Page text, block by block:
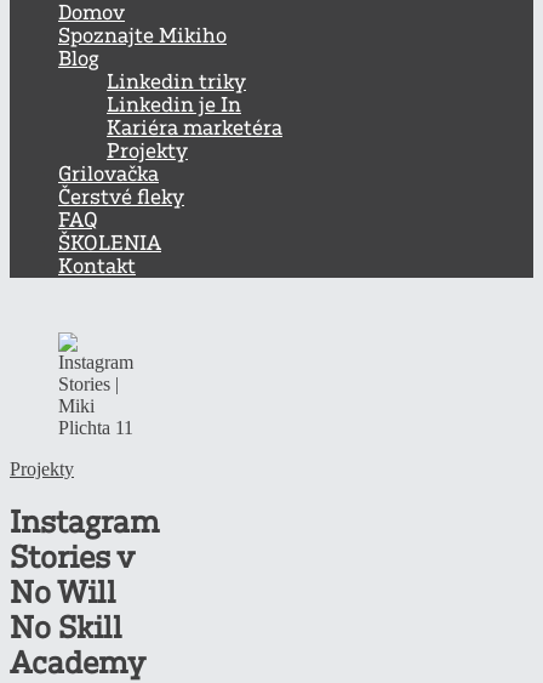
Domov
Spoznajte Mikiho
Blog
Linkedin triky
Linkedin je In
Kariéra marketéra
Projekty
Grilovačka
Čerstvé fleky
FAQ
ŠKOLENIA
Kontakt
Projekty
Instagram
Stories v
No Will
No Skill
Academy